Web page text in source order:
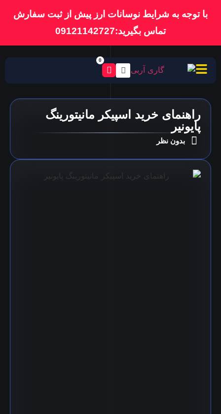
با توجه به شرایط نوسانات ارز پیش از ثبت سفارش
تماس بگیرید:09121142727
0
راهنمای خرید اسپیکر مانیتورینگ
پایونیر
بدون نظر